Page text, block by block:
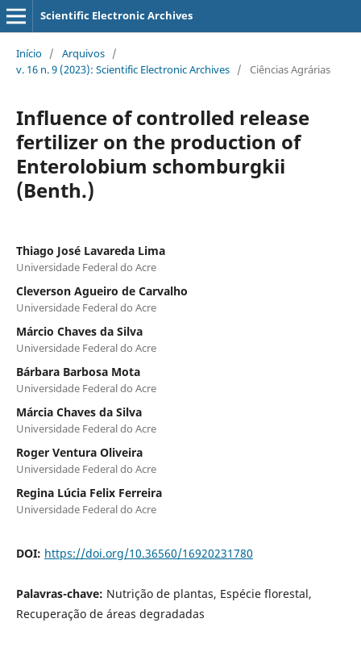
Scientific Electronic Archives
Início / Arquivos /
v. 16 n. 9 (2023): Scientific Electronic Archives / Ciências Agrárias
Influence of controlled release
fertilizer on the production of
Enterolobium schomburgkii
(Benth.)
Thiago José Lavareda Lima
Universidade Federal do Acre
Cleverson Agueiro de Carvalho
Universidade Federal do Acre
Márcio Chaves da Silva
Universidade Federal do Acre
Bárbara Barbosa Mota
Universidade Federal do Acre
Márcia Chaves da Silva
Universidade Federal do Acre
Roger Ventura Oliveira
Universidade Federal do Acre
Regina Lúcia Felix Ferreira
Universidade Federal do Acre
DOI: https://doi.org/10.36560/16920231780
Palavras-chave: Nutrição de plantas, Espécie florestal,
Recuperação de áreas degradadas